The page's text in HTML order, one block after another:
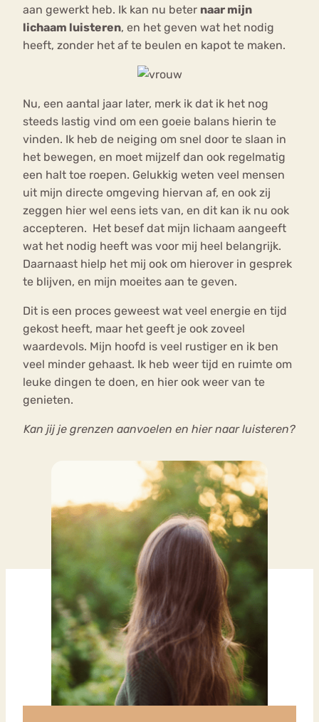
aan gewerkt heb. Ik kan nu beter naar mijn
lichaam luisteren, en het geven wat het nodig
heeft, zonder het af te beulen en kapot te maken.
Nu, een aantal jaar later, merk ik dat ik het nog
steeds lastig vind om een goeie balans hierin te
vinden. Ik heb de neiging om snel door te slaan in
het bewegen, en moet mijzelf dan ook regelmatig
een halt toe roepen. Gelukkig weten veel mensen
uit mijn directe omgeving hiervan af, en ook zij
zeggen hier wel eens iets van, en dit kan ik nu ook
accepteren. Het besef dat mijn lichaam aangeeft
wat het nodig heeft was voor mij heel belangrijk.
Daarnaast hielp het mij ook om hierover in gesprek
te blijven, en mijn moeites aan te geven.
Dit is een proces geweest wat veel energie en tijd
gekost heeft, maar het geeft je ook zoveel
waardevols. Mijn hoofd is veel rustiger en ik ben
veel minder gehaast. Ik heb weer tijd en ruimte om
leuke dingen te doen, en hier ook weer van te
genieten.
Kan jij je grenzen aanvoelen en hier naar luisteren?